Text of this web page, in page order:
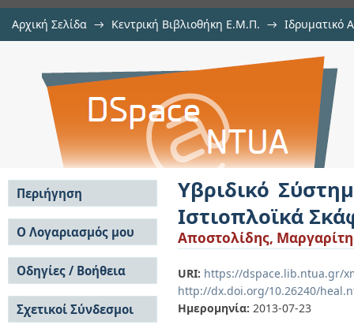
Αρχική Σελίδα → Κεντρική Βιβλιοθήκη Ε.Μ.Π. → Ιδρυματικό
Υβριδικό Σύστημα Παραγωγής
Υβριδικό
Ιστιοπλοϊκά
Αποστολίδης,
URI: https://dspace.lib.ntua.gr/
http://dx.doi.org/10.26240/
Ημερομηνία: 2013-07-23
Περιήγηση
Σε όλο το DSpace
Κοινότητες & Συλλογές
Ανά Ημερομηνία
Έκδοσης
Συγγραφείς
Τίτλοι
Θέματα
Ο Λογαριασμός μου
Σύνδεση
Εγγραφή
Οδηγίες / Βοήθεια
Οδηγίες Υποβολής
Οδηγίες Χρήσης ΙΑ
Συχνές Ερωτήσεις
Σχετικοί Σύνδεσμοι